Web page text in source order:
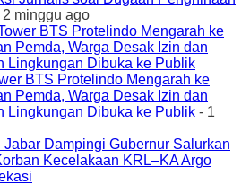
2 minggu ago
BTS Protelindo Mengarah ke
Pemda, Warga Desak Izin dan
Lingkungan Dibuka ke Publik - 1